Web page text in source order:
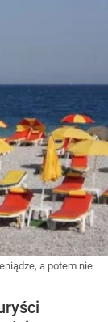
a potem nie